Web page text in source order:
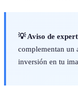
💡 Aviso de
complementan un
inversión en tu